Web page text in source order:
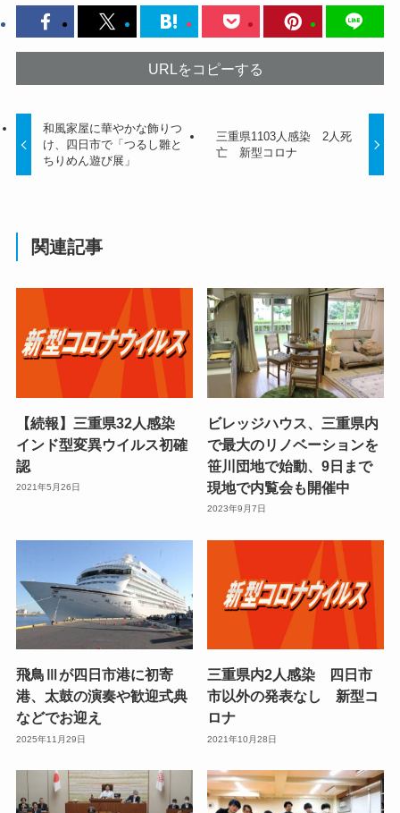
URLをコピーする
和風家屋に華やかな飾りつ
け、四日市で「つるし雛と
ちりめん遊び展」
三重県1103人感染 2人死
亡 新型コロナ
関連記事
【続報】三重県32人感染
インド型変異ウイルス初確
認
2021年5月26日
ビレッジハウス、三重県内
で最大のリノベーションを
笹川団地で始動、9日まで
現地で内覧会も開催中
2023年9月7日
飛鳥Ⅲが四日市港に初寄
港、太鼓の演奏や歓迎式典
などでお迎え
2025年11月29日
三重県内2人感染 四日市
市以外の発表なし 新型コ
ロナ
2021年10月28日